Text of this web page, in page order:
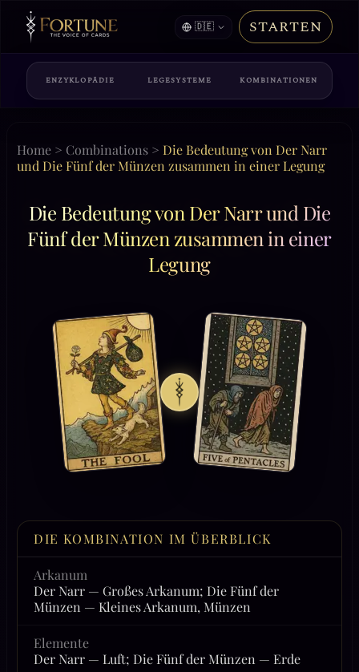
🇩🇪 STARTEN
ENZYKLOPÄDIE LEGESYSTEME KOMBINATIONEN
Home > Combinations > Die Bedeutung von Der Narr
und Die Fünf der Münzen zusammen in einer Legung
Die Bedeutung von Der Narr und Die
Fünf der Münzen zusammen in einer
Legung
DIE KOMBINATION IM ÜBERBLICK
Arkanum
Der Narr — Großes Arkanum; Die Fünf der
Münzen — Kleines Arkanum, Münzen
Elemente
Der Narr — Luft; Die Fünf der Münzen — Erde